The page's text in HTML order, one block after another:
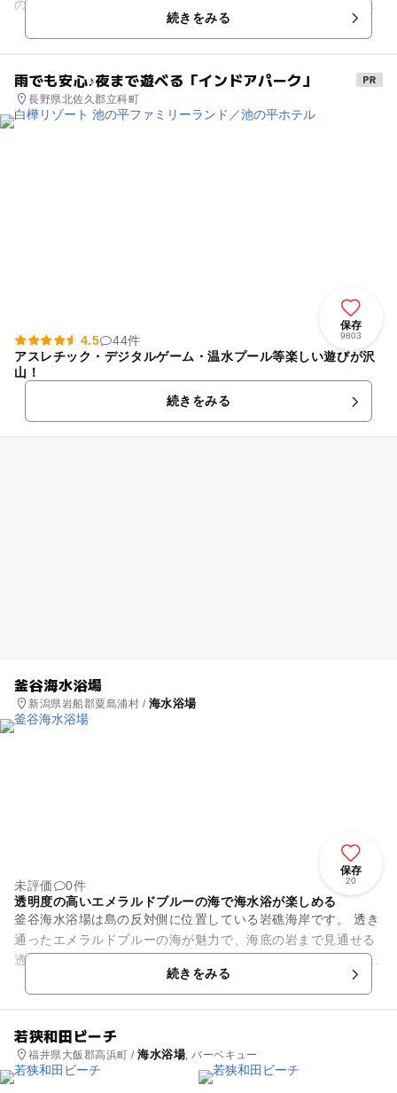
の近くの岩場は、釣りファンにはうれしいフィッシングポイン
続きをみる
雨でも安心♪夜まで遊べる「インドアパーク」
長野県北佐久郡立科町
保存
9803
4.5
44件
アスレチック・デジタルゲーム・温水プール等楽しい遊びが沢
山！
続きをみる
釜谷海水浴場
新潟県岩船郡粟島浦村 / 海水浴場
保存
20
未評価
0件
透明度の高いエメラルドブルーの海で海水浴が楽しめる
釜谷海水浴場は島の反対側に位置している岩礁海岸です。 透き
通ったエメラルドブルーの海が魅力で、海底の岩まで見通せる
透明度抜群！海の生物が豊富に生息しています。 施設は簡易給
続きをみる
若狭和田ビーチ
福井県大飯郡高浜町 /海水浴場, バーベキュー